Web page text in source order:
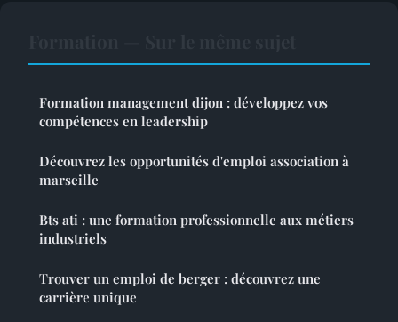
Formation management dijon : développez vos
compétences en leadership
Découvrez les opportunités d'emploi association à
marseille
Bts ati : une formation professionnelle aux métiers
industriels
Trouver un emploi de berger : découvrez une
carrière unique